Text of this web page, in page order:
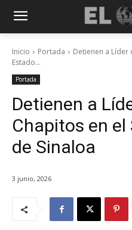
Inicio Portada
Detienen a Líder
Estado...
Portada
Detienen a
Chapitos en el
de Sinaloa
3 junio, 2026